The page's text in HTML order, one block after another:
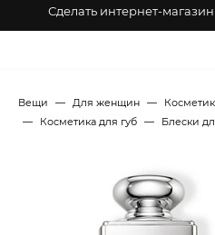
Сделать интернет-магазин
Вещи Для женщин
Косметика для губ
Блески